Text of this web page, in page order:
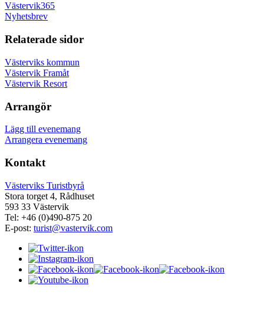
Västervik365
Nyhetsbrev
Relaterade sidor
Västerviks kommun
Västervik Framåt
Västervik Resort
Arrangör
Lägg till evenemang
Arrangera evenemang
Kontakt
Västerviks Turistbyrå
Stora torget 4, Rådhuset
593 33 Västervik
Tel: +46 (0)490-875 20
E-post: turist@vastervik.com